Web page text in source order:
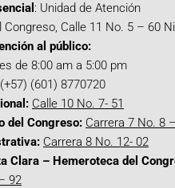
: Unidad de Atención
Congreso, Calle 11 No. 5 – 60
al público:
de 8:00 am a 5:00 pm
(+57) (601) 8770720
Calle 10 No. 7- 51
del Congreso: Carrera 7 No. 8
Carrera 8 No. 12- 02
Clara – Hemeroteca del
92